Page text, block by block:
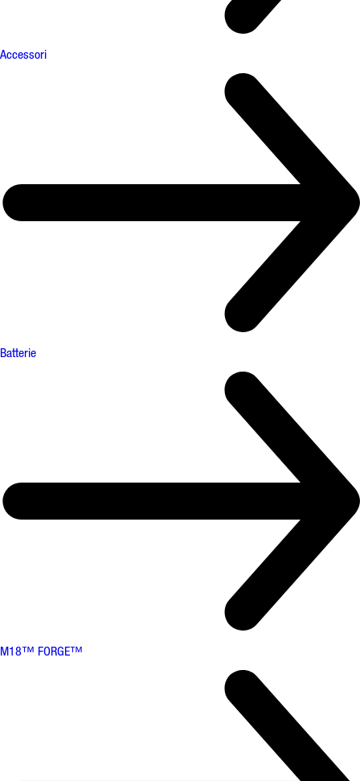
Accessori
Batterie
M18™ FORGE™